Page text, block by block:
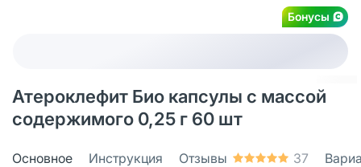
Бонусы
Атероклефит Био капсулы с массой
содержимого 0,25 г 60 шт
Основное Инструкция Отзывы 37